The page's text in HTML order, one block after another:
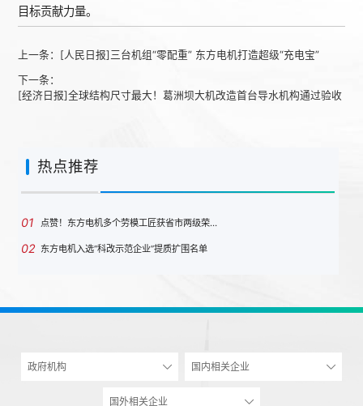
目标贡献力量。
上一条： [人民日报]三台机组“零配重” 东方电机打造超级“充电宝”
下一条：
[经济日报]全球结构尺寸最大！葛洲坝大机改造首台导水机构通过验收
热点推荐
01 点赞！东方电机多个劳模工匠获省市两级荣…
02 东方电机入选“科改示范企业”提质扩围名单
政府机构 国内相关企业
国外相关企业